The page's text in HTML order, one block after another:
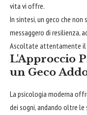
vita vi offre.
In sintesi, un geco che non
messaggero di resilienza,
Ascoltate attentamente il
L'Approccio
un Geco
La psicologia moderna
dei sogni, andando oltre le